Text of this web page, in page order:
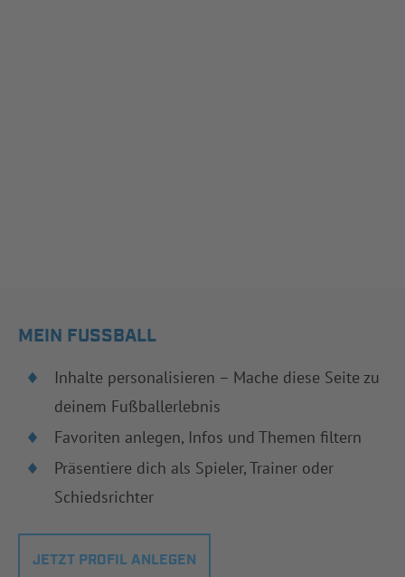
MEIN FUSSBALL
Inhalte personalisieren – Mache diese Seite zu
deinem Fußballerlebnis
Favoriten anlegen, Infos und Themen filtern
Präsentiere dich als Spieler, Trainer oder
Schiedsrichter
JETZT PROFIL ANLEGEN